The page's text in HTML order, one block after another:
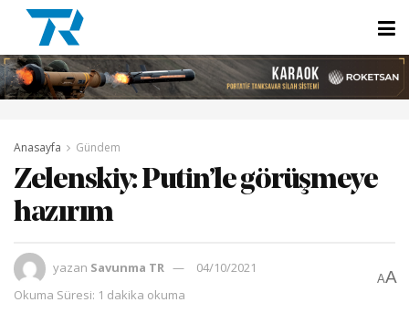
Anasayfa Gündem
Zelenskiy: Putin’le görüşmeye
hazırım
yazan Savunma TR
04/10/2021
Okuma Süresi: 1 dakika okuma
AA